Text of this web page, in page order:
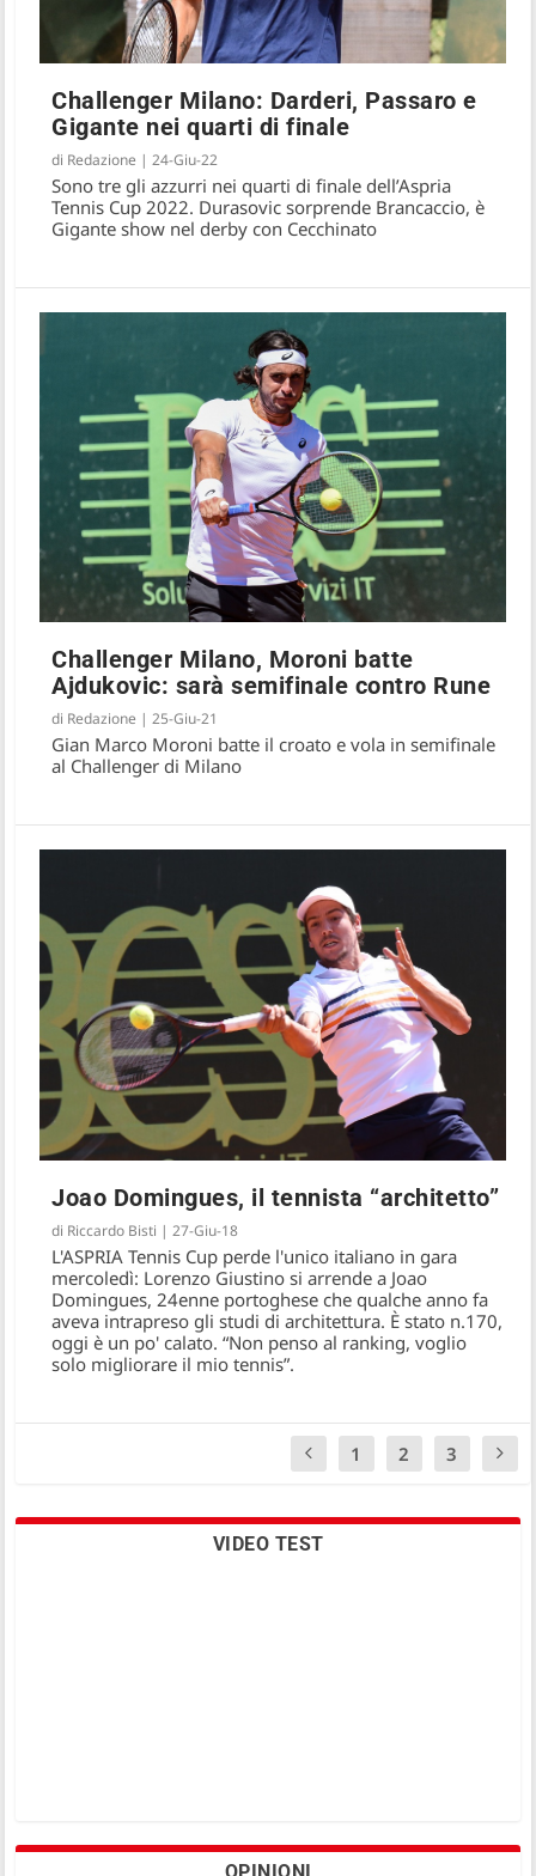
Challenger Milano: Darderi, Passaro e
Gigante nei quarti di finale
di Redazione |24-Giu-22
Sono tre gli azzurri nei quarti di finale dell’Aspria
Tennis Cup 2022. Durasovic sorprende Brancaccio, è
Gigante show nel derby con Cecchinato
Challenger Milano, Moroni batte
Ajdukovic: sarà semifinale contro Rune
di Redazione |25-Giu-21
Gian Marco Moroni batte il croato e vola in semifinale
al Challenger di Milano
Joao Domingues, il tennista “architetto”
di Riccardo Bisti |27-Giu-18
L'ASPRIA Tennis Cup perde l'unico italiano in gara
mercoledì: Lorenzo Giustino si arrende a Joao
Domingues, 24enne portoghese che qualche anno fa
aveva intrapreso gli studi di architettura. È stato n.170,
oggi è un po' calato. “Non penso al ranking, voglio
solo migliorare il mio tennis”.
1 2 3
VIDEO TEST
OPINIONI